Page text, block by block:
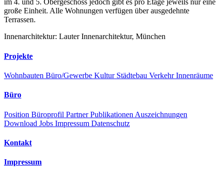
im 4. und 5. Obergeschoss jedoch gibt es pro Etage jeweils nur eine
große Einheit. Alle Wohnungen verfügen über ausgedehnte
Terrassen.
Innenarchitektur: Lauter Innenarchitektur, München
Projekte
Wohnbauten Büro/Gewerbe Kultur Städtebau VerkehrInnenräume
Büro
Position Büroprofil PartnerPublikationen Auszeichnungen
Download Jobs Impressum Datenschutz
Kontakt
Impressum